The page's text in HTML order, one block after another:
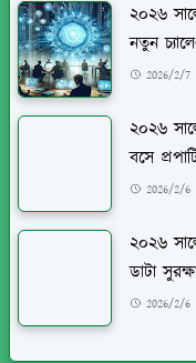
২০২৬
নতুন
2026/2/7
২০২৬
বসে
2026/2/6
২০২৬
ডাটা
2026/2/6